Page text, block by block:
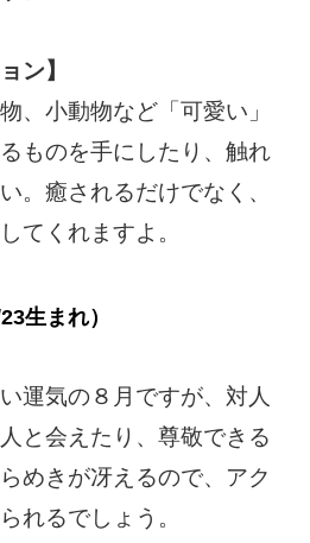
ン】
、小動物など「可愛い」
ものを手にしたり、触れ
。癒されるだけでなく、
てくれますよ。
生まれ）
運気の８月ですが、対人
と会えたり、尊敬できる
めきが冴えるので、アク
れるでしょう。